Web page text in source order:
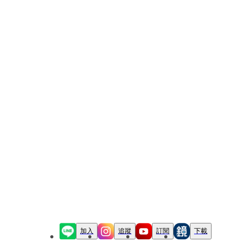
加入 追蹤 訂閱 下載